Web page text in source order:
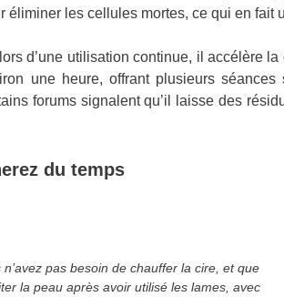
les cellules mortes, ce qui en fait
d’une utilisation continue, il accélère
une heure, offrant plusieurs
forums signalent qu’il laisse des
du temps
pas besoin de chauffer la cire, et que
la peau après avoir utilisé les lames, avec